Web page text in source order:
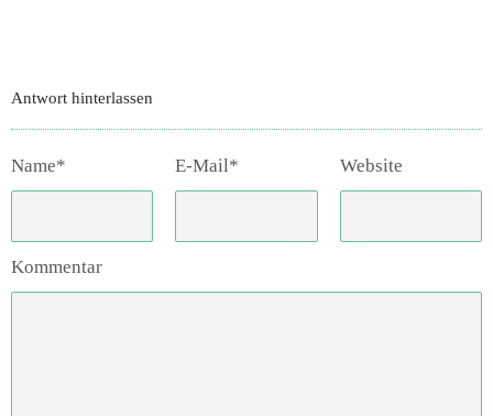
Antwort hinterlassen
Name* E-Mail* Website
Kommentar